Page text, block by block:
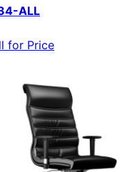
ALL
for Price